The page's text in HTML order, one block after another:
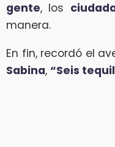
gente, los
manera.
En fin, recordó el
Sabina, “Seis